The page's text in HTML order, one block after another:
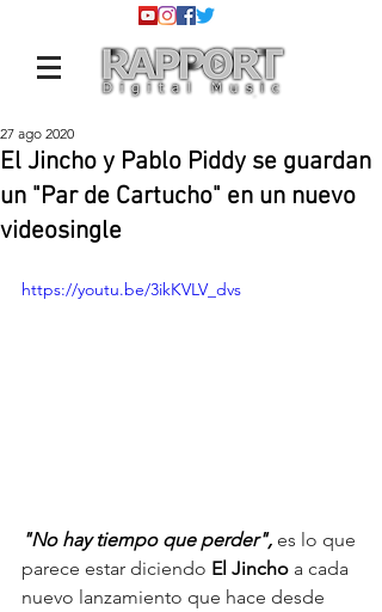
El Jincho y Pablo Piddy se guardan
un "Par de Cartucho" en un nuevo
videosingle
27 ago 2020
https://youtu.be/3ikKVLV_dvs
"No hay tiempo que perder", es lo que
parece estar diciendo El Jincho a cada
nuevo lanzamiento que hace desde